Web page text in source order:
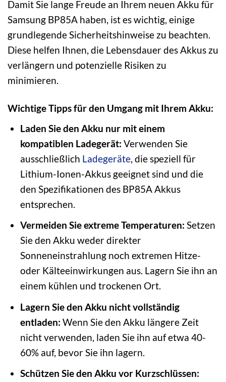
Damit Sie lange Freude an Ihrem neuen Akku für
Samsung BP85A haben, ist es wichtig, einige
grundlegende Sicherheitshinweise zu beachten.
Diese helfen Ihnen, die Lebensdauer des Akkus zu
verlängern und potenzielle Risiken zu
minimieren.
Wichtige Tipps für den Umgang mit Ihrem Akku:
Laden Sie den Akku nur mit einem
kompatiblen Ladegerät: Verwenden Sie
ausschließlich Ladegeräte, die speziell für
Lithium-Ionen-Akkus geeignet sind und die
den Spezifikationen des BP85A Akkus
entsprechen.
Vermeiden Sie extreme Temperaturen: Setzen
Sie den Akku weder direkter
Sonneneinstrahlung noch extremen Hitze-
oder Kälteeinwirkungen aus. Lagern Sie ihn an
einem kühlen und trockenen Ort.
Lagern Sie den Akku nicht vollständig
entladen: Wenn Sie den Akku längere Zeit
nicht verwenden, laden Sie ihn auf etwa 40-
60% auf, bevor Sie ihn lagern.
Schützen Sie den Akku vor Kurzschlüssen: